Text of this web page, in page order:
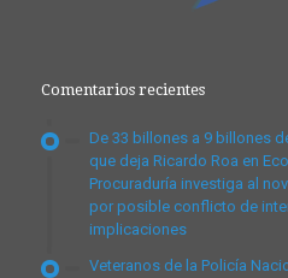
Comentarios recientes
De 33 billones a 9 billones
que deja Ricardo Roa en
Procuraduría investiga al
por posible conflicto de
implicaciones
Veteranos de la Policía